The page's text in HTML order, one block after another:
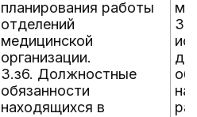
планирования работы
отделений
медицинской
организации.
3.з6. Должностные
обязанности
находящихся в